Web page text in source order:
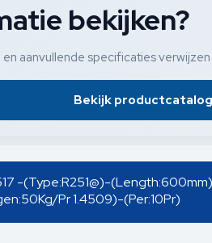
bekijken?
aanvullende specificaties
Bekijk
-(Type:R251@)-
Pr 1.4509)-(Per:10Pr)